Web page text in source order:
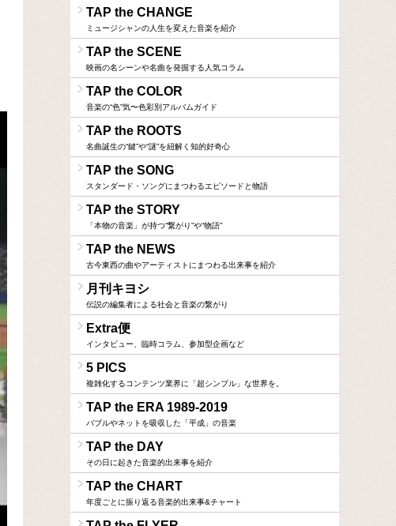
TAP the CHANGE
ミュージシャンの人生を変えた音楽を紹介
TAP the SCENE
映画の名シーンや名曲を発掘する人気コラム
TAP the COLOR
音楽の“色”気〜色彩別アルバムガイド
TAP the ROOTS
名曲誕生の“鍵”や“謎”を紐解く知的好奇心
TAP the SONG
スタンダード・ソングにまつわるエピソードと物語
TAP the STORY
「本物の音楽」が持つ“繋がり”や“物語”
TAP the NEWS
古今東西の曲やアーティストにまつわる出来事を紹介
月刊キヨシ
伝説の編集者による社会と音楽の繋がり
Extra便
インタビュー、臨時コラム、参加型企画など
5 PICS
複雑化するコンテンツ業界に「超シンプル」な世界を。
TAP the ERA 1989-2019
バブルやネットを吸収した「平成」の音楽
TAP the DAY
その日に起きた音楽的出来事を紹介
TAP the CHART
年度ごとに振り返る音楽的出来事&チャート